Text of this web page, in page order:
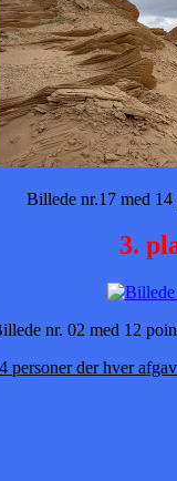
Billede nr.17 med
3.
nr. 02 med 12
personer der hver